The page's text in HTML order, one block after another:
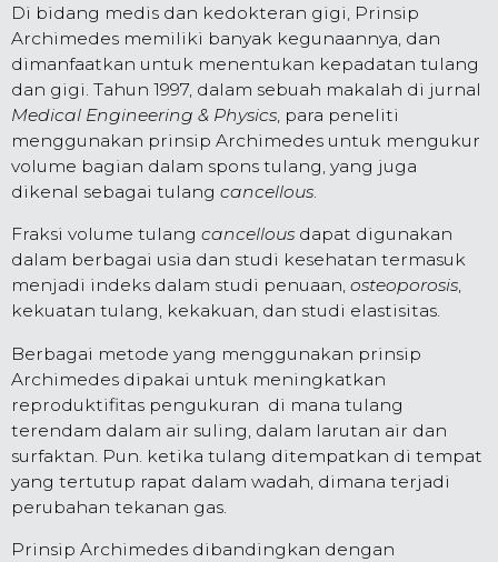
Di bidang medis dan kedokteran gigi, Prinsip
Archimedes memiliki banyak kegunaannya, dan
dimanfaatkan untuk menentukan kepadatan tulang
dan gigi. Tahun 1997, dalam sebuah makalah di jurnal
Medical Engineering & Physics , para peneliti
menggunakan prinsip Archimedes untuk mengukur
volume bagian dalam spons tulang, yang juga
dikenal sebagai tulang cancellous
Fraksi volume tulang cancellous dapat digunakan
dalam berbagai usia dan studi kesehatan termasuk
menjadi indeks dalam studi penuaan, osteoporosis,
kekuatan tulang, kekakuan, dan studi elastisitas.
Berbagai metode yang menggunakan prinsip
Archimedes dipakai untuk meningkatkan
reproduktifitas pengukuran di mana tulang
terendam dalam air suling, dalam larutan air dan
surfaktan. Pun. ketika tulang ditempatkan di tempat
yang tertutup rapat dalam wadah, dimana terjadi
perubahan tekanan gas.
Prinsip Archimedes dibandingkan dengan